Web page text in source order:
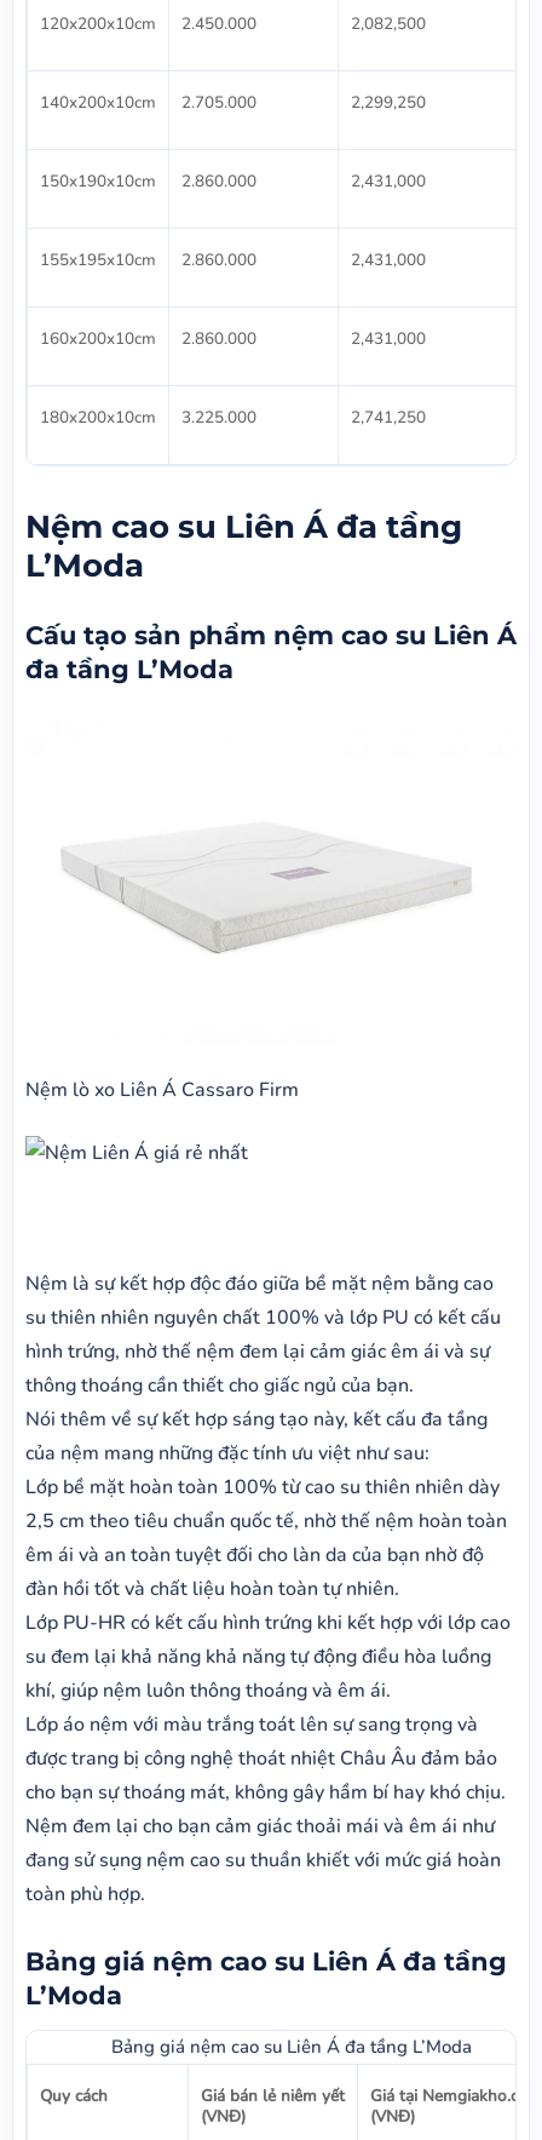
120x200x10cm 2.450.000 2,082,500
140x200x10cm 2.705.000 2,299,250
150x190x10cm 2.860.000 2,431,000
155x195x10cm 2.860.000 2,431,000
160x200x10cm 2.860.000 2,431,000
180x200x10cm 3.225.000 2,741,250
Nệm cao su Liên Á đa tầng
L’Moda
Cấu tạo sản phẩm nệm cao su Liên Á
đa tầng L’Moda
Nệm lò xo Liên Á Cassaro Firm
Nệm là sự kết hợp độc đáo giữa bề mặt nệm bằng cao
su thiên nhiên nguyên chất 100% và lớp PU có kết cấu
hình trứng, nhờ thế nệm đem lại cảm giác êm ái và sự
thông thoáng cần thiết cho giấc ngủ của bạn.
Nói thêm về sự kết hợp sáng tạo này, kết cấu đa tầng
của nệm mang những đặc tính ưu việt như sau:
Lớp bề mặt hoàn toàn 100% từ cao su thiên nhiên dày
2,5 cm theo tiêu chuẩn quốc tế, nhờ thế nệm hoàn toàn
êm ái và an toàn tuyệt đối cho làn da của bạn nhờ độ
đàn hồi tốt và chất liệu hoàn toàn tự nhiên.
Lớp PU-HR có kết cấu hình trứng khi kết hợp với lớp cao
su đem lại khả năng khả năng tự động điều hòa luồng
khí, giúp nệm luôn thông thoáng và êm ái.
Lớp áo nệm với màu trắng toát lên sự sang trọng và
được trang bị công nghệ thoát nhiệt Châu Âu đảm bảo
cho bạn sự thoáng mát, không gây hầm bí hay khó chịu.
Nệm đem lại cho bạn cảm giác thoải mái và êm ái như
đang sử sụng nệm cao su thuần khiết với mức giá hoàn
toàn phù hợp.
Bảng giá nệm cao su Liên Á đa tầng
L’Moda
Bảng giá nệm cao su Liên Á đa tầng L’Moda
Quy cách
Giá bán lẻ niêm yết
(VNĐ)
Giá tại Nemgiakho.com
(VNĐ)